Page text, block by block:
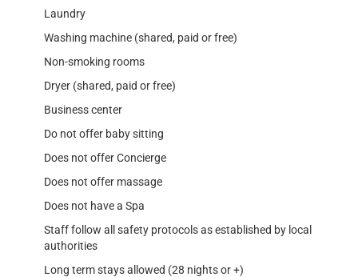
Laundry
Washing machine (shared, paid or free)
Non-smoking rooms
Dryer (shared, paid or free)
Business center
Do not offer baby sitting
Does not offer Concierge
Does not offer massage
Does not have a Spa
Staff follow all safety protocols as established by local
authorities
Long term stays allowed (28 nights or +)